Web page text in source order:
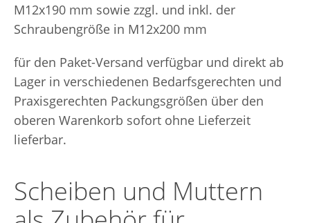
M12x190 mm sowie zzgl. und inkl. der
Schraubengröße in M12x200 mm
für den Paket-Versand verfügbar und direkt ab
Lager in verschiedenen Bedarfsgerechten und
Praxisgerechten Packungsgrößen über den
oberen Warenkorb sofort ohne Lieferzeit
lieferbar.
Scheiben und Muttern